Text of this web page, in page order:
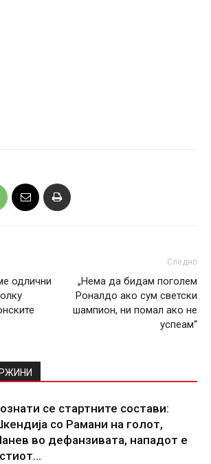
одлични
Следно
„Нема да бидам поголем
Роналдо ако сум светски
шампион, ни помал ако не
успеам“
се стартните состави:
со Рамани на голот,
во дефанзивата, нападот е